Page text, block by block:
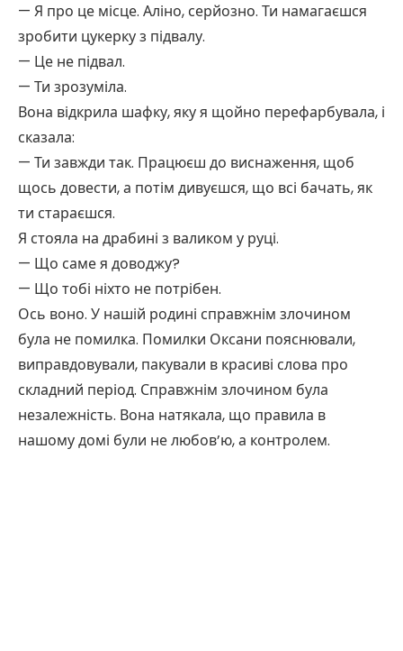
— Я про це місце. Аліно, серйозно. Ти намагаєшся
зробити цукерку з підвалу.
— Це не підвал.
— Ти зрозуміла.
Вона відкрила шафку, яку я щойно перефарбувала, і
сказала:
— Ти завжди так. Працюєш до виснаження, щоб
щось довести, а потім дивуєшся, що всі бачать, як
ти стараєшся.
Я стояла на драбині з валиком у руці.
— Що саме я доводжу?
— Що тобі ніхто не потрібен.
Ось воно. У нашій родині справжнім злочином
була не помилка. Помилки Оксани пояснювали,
виправдовували, пакували в красиві слова про
складний період. Справжнім злочином була
незалежність. Вона натякала, що правила в
нашому домі були не любов’ю, а контролем.